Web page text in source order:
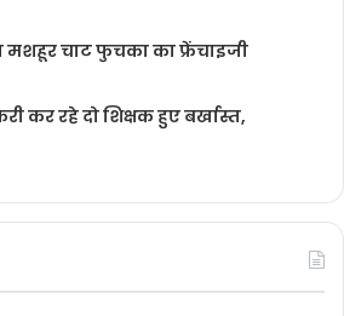
चाट फुचका का फ्रेंचाइजी
कर रहे दो शिक्षक हुए बर्खास्त,